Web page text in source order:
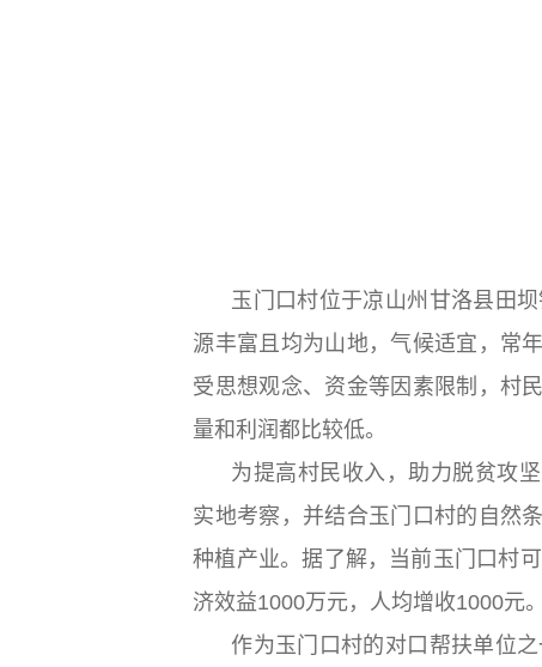
玉门口村位于凉山州甘洛县田
源丰富且均为山地，气候适宜，常
受思想观念、资金等因素限制，村
量和利润都比较低。
为提高村民收入，助力脱贫攻
实地考察，并结合玉门口村的自然
种植产业。据了解，当前玉门口村
济效益1000万元，人均增收1000元。
作为玉门口村的对口帮扶单位